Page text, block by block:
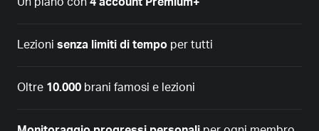
Lezioni senza limiti di tempo per tutti
Oltre 10.000 brani famosi e lezioni